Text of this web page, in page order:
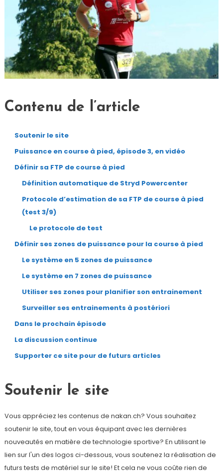
Contenu de l’article
Soutenir le site
Puissance en course à pied, épisode 3, en vidéo
Définir sa FTP de course à pied
Définition automatique de Stryd Powercenter
Protocole d’estimation de sa FTP de course à pied
(test 3/9)
Le protocole de test
Définir ses zones de puissance pour la course à pied
Le système en 5 zones de puissance
Le système en 7 zones de puissance
Utiliser ses zones pour planifier son entrainement
Surveiller ses entrainements à postériori
Dans le prochain épisode
La discussion continue
Supporter ce site pour de futurs articles
Soutenir le site
Vous appréciez les contenus de nakan.ch? Vous souhaitez
soutenir le site, tout en vous équipant avec les dernières
nouveautés en matière de technologie sportive? En utilisant le
lien sur l'un des logos ci-dessous, vous soutenez la réalisation de
futurs tests de matériel sur le site! Et cela ne vous coûte rien de